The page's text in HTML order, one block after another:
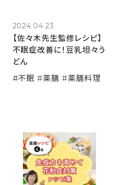
2024.04.23
【佐々木先生監修レシピ】
不眠症改善に！豆乳坦々う
どん
#不眠 #薬膳 #薬膳料理